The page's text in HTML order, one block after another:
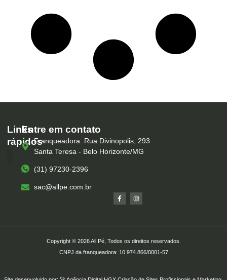
Links
rápidos
Entre em contato
Franqueadora: Rua Divinopolis, 293
Santa Teresa - Belo Horizonte/MG
(31) 97230-2396
sac@allpe.com.br
Copyright © 2026 All Pé, Todos os direitos reservados.
CNPJ da franqueadora: 10.974.866/0001-57